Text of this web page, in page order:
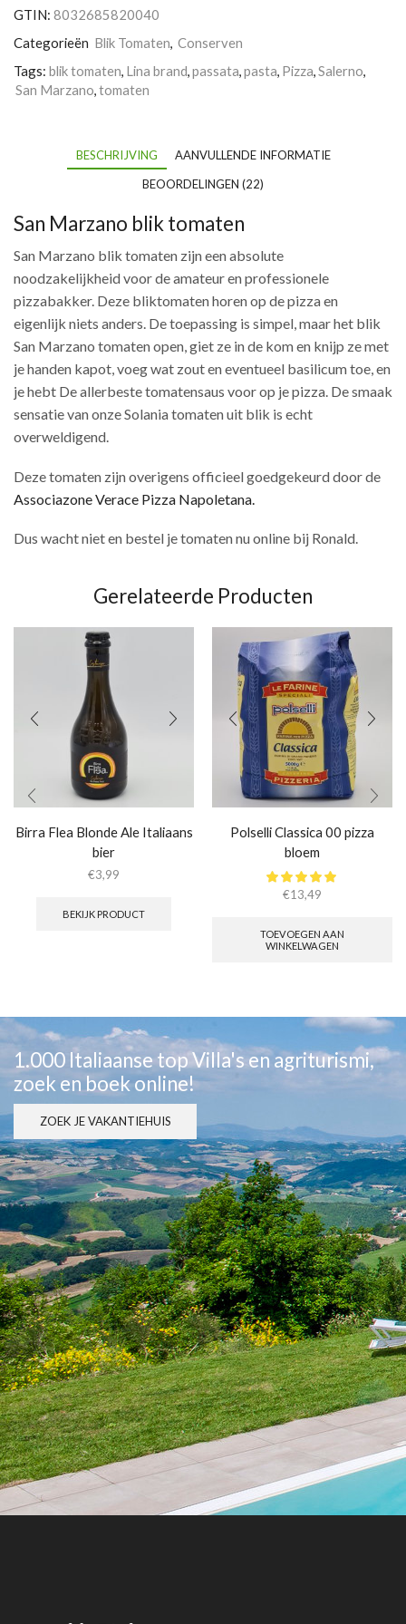
Nocerino
Dop
GTIN: 8032685820040
Categorieën Blik Tomaten, Conserven
Tags: blik tomaten, Lina brand,passata,pasta, Pizza,Salerno,
San Marzano,tomaten
BESCHRIJVING
AANVULLENDE INFORMATIE
BEOORDELINGEN (22)
San Marzano blik tomaten
San Marzano blik tomaten zijn een absolute
noodzakelijkheid voor de amateur en professionele
pizzabakker. Deze bliktomaten horen op de pizza en
eigenlijk niets anders. De toepassing is simpel, maar het blik
San Marzano tomaten open, giet ze in de kom en knijp ze met
je handen kapot, voeg wat zout en eventueel basilicum toe, en
je hebt De allerbeste tomatensaus voor op je pizza. De smaak
sensatie van onze Solania tomaten uit blik is echt
overweldigend.
Deze tomaten zijn overigens officieel goedgekeurd door de
Associazone Verace Pizza Napoletana.
Dus wacht niet en bestel je tomaten nu online bij Ronald.
Gerelateerde Producten
Birra Flea Blonde Ale Italiaans
bier
€3,99
BEKIJK PRODUCT
Polselli Classica 00 pizza
bloem
€13,49
TOEVOEGEN AAN
WINKELWAGEN
1.000 Italiaanse top Villa's en agriturismi,
zoek en boek online!
ZOEK JE VAKANTIEHUIS